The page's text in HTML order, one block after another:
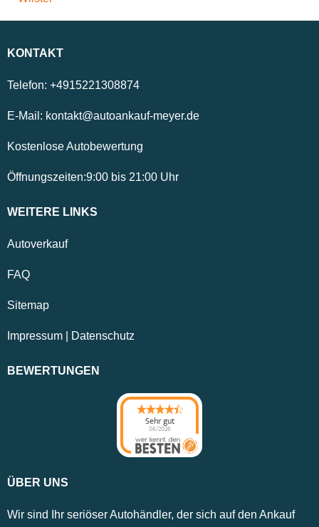
KONTAKT
Telefon: +4915221308874
E-Mail: kontakt@autoankauf-meyer.de
Kostenlose Autobewertung
Öffnungszeiten:9:00 bis 21:00 Uhr
WEITERE LINKS
Autoverkauf
FAQ
Sitemap
Impressum Datenschutz
BEWERTUNGEN
Sehr gut
08/2026
ÜBER UNS
Wir sind Ihr seriöser Autohändler, der sich auf den Ankauf